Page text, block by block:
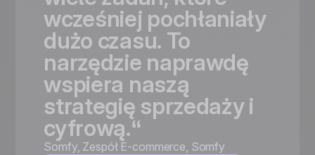
wcześniej pochłaniały
dużo czasu. To
narzędzie naprawdę
wspiera naszą
strategię sprzedażyi
cyfrową.“
Somfy, Zespół E-commerce, Somfy